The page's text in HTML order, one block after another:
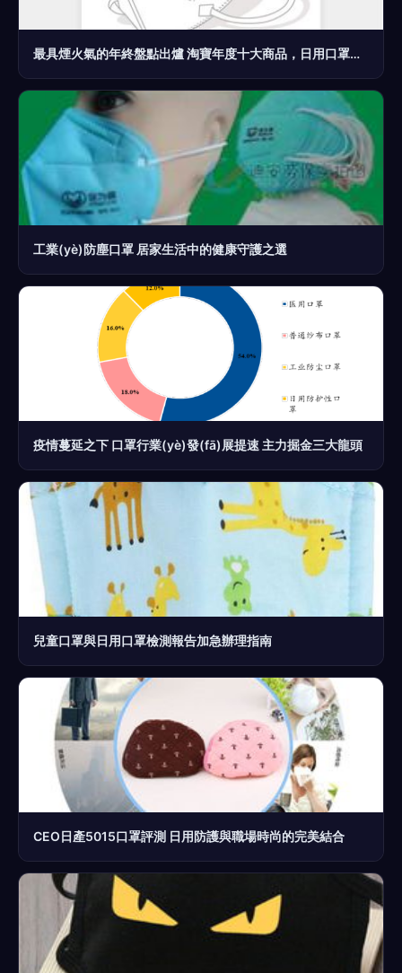
最具煙火氣的年終盤點出爐 淘寶年度十大商品，日用口罩的溫情記憶
工業(yè)防塵口罩 居家生活中的健康守護之選
疫情蔓延之下 口罩行業(yè)發(fā)展提速 主力掘金三大龍頭
兒童口罩與日用口罩檢測報告加急辦理指南
CEO日產5015口罩評測 日用防護與職場時尚的完美結合